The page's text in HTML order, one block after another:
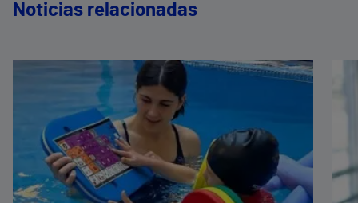
Noticias relacionadas